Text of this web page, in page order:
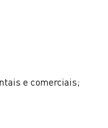
e comerciais;